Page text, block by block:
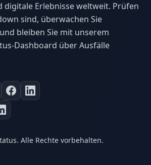
digitale Erlebnisse weltweit. Prüfen
sind, überwachen Sie
bleiben Sie mit unserem
Dashboard über Ausfälle
Alle Rechte vorbehalten.